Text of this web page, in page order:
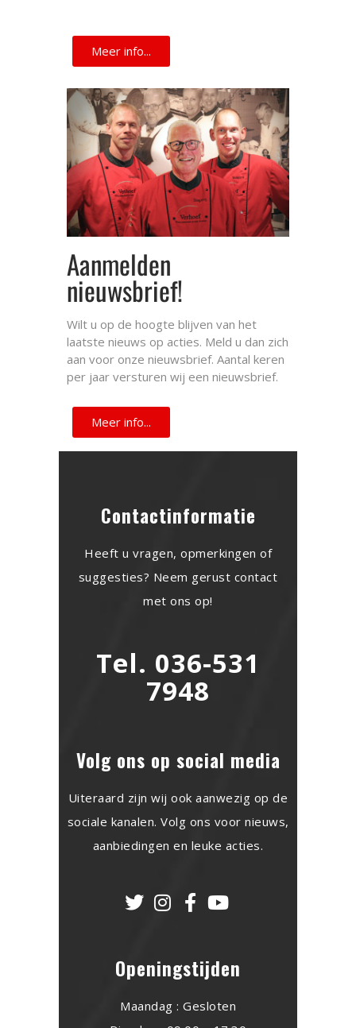
Meer info...
Aanmelden
nieuwsbrief!
Wilt u op de hoogte blijven van het
laatste nieuws op acties. Meld u dan zich
aan voor onze nieuwsbrief. Aantal keren
per jaar versturen wij een nieuwsbrief.
Meer info...
Contactinformatie
Heeft u vragen, opmerkingen of
suggesties? Neem gerust contact
met ons op!
Tel. 036-531
7948
Volg ons op social media
Uiteraard zijn wij ook aanwezig op de
sociale kanalen. Volg ons voor nieuws,
aanbiedingen en leuke acties.
Openingstijden
Maandag : Gesloten